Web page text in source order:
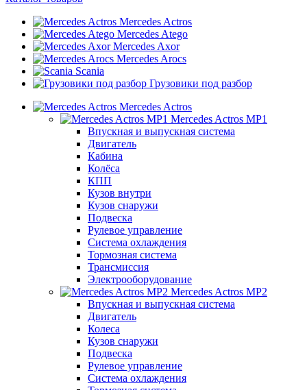
Mercedes Actros
Mercedes Atego
Mercedes Axor
Mercedes Arocs
Scania
Грузовики под разбор
Mercedes Actros
Mercedes Actros MP1
Впускная и выпускная система
Двигатель
Кабина
Колёса
КПП
Кузов внутри
Кузов снаружи
Подвеска
Рулевое управление
Система охлаждения
Тормозная система
Трансмиссия
Электрооборудование
Mercedes Actros MP2
Впускная и выпускная система
Двигатель
Колеса
Кузов снаружи
Подвеска
Рулевое управление
Система охлаждения